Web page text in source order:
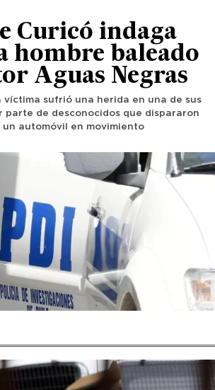
Curicó indaga
hombre baleado
Aguas Negras
víctima sufrió una herida en una de sus
parte de desconocidos que dispararon
un automóvil en movimiento